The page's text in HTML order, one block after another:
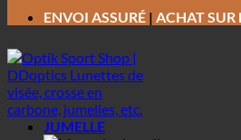
ENVOI ASSURÉ | ACHAT SUR
JUMELLE